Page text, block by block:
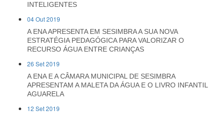
INTELIGENTES
04 Out 2019
A ENA APRESENTA EM SESIMBRA A SUA NOVA
ESTRATÉGIA PEDAGÓGICA PARA VALORIZAR O
RECURSO ÁGUA ENTRE CRIANÇAS
26 Set 2019
A ENA E A CÂMARA MUNICIPAL DE SESIMBRA
APRESENTAM A MALETA DA ÁGUA E O LIVRO INFANTIL
AGUARELA
12 Set 2019